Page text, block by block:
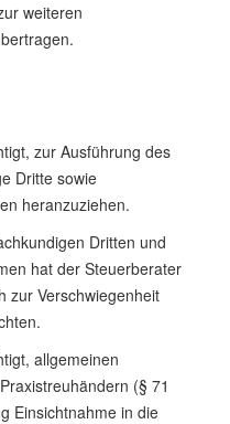
weiteren
zur Ausführung des
Dritte sowie
heranzuziehen.
Dritten und
hat der Steuerberater
zur Verschwiegenheit
allgemeinen
(§ 71
Einsichtnahme in die